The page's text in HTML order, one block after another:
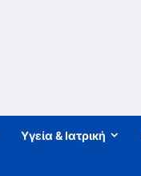
Υγεία & Ιατρική